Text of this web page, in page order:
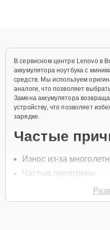
В сервисном центре Lenovo в
аккумулятора ноутбука с
средств. Мы используем
аналоги, что позволяет
Замена аккумулятора
устройству, что позволяет
зарядке.
Частые
Износ из-за
Частые перегревы.
Механические